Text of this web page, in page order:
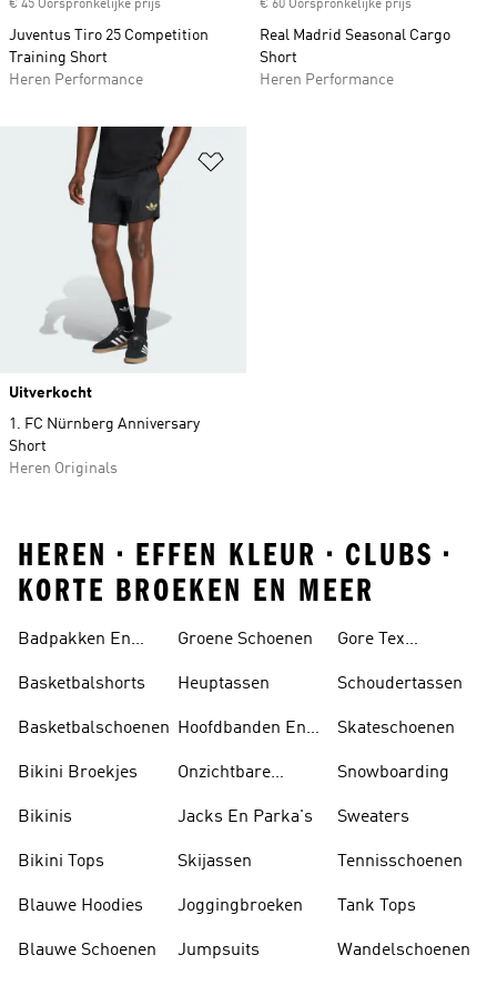
€ 45 Oorspronkelijke prijs
Juventus Tiro 25 Competition
Training Short
Heren Performance
€ 60 Oorspronkelijke prijs
Real Madrid Seasonal Cargo
Short
Heren Performance
Uitverkocht
1. FC Nürnberg Anniversary
Short
Heren Originals
HEREN • EFFEN KLEUR • CLUBS •
KORTE BROEKEN EN MEER
Badpakken En
Basketbalshorts
Basketbalschoenen
Bikini Broekjes
Bikinis
Bikini Tops
Blauwe Hoodies
Blauwe Schoenen
Groene Schoenen
Heuptassen
Hoofdbanden En
Onzichtbare
Jacks En Parka's
Skijassen
Joggingbroeken
Jumpsuits
Gore Tex
Schoudertassen
Skateschoenen
Snowboarding
Sweaters
Tennisschoenen
Tank Tops
Wandelschoenen